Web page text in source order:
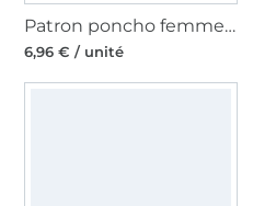
Patron poncho femme pdf Hera Erbsünde, en allemand
6,96 € / unité